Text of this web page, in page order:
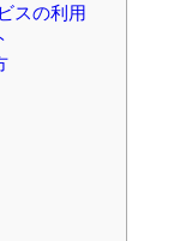
スの利用